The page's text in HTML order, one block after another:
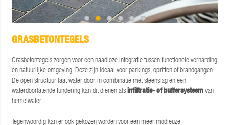
GRASBETONTEGELS
Grasbetontegels zorgen voor een naadloze integratie tussen functionele verharding
en natuurlijke omgeving. Deze zijn ideaal voor parkings, opritten of brandgangen.
De open structuur laat water door. In combinatie met steenslag en een
waterdoorlatende fundering kan dit dienen als infiltratie- of buffersysteemvan
hemelwater.
Tegenwoordig kan er ook gekozen worden voor een meer modieuze